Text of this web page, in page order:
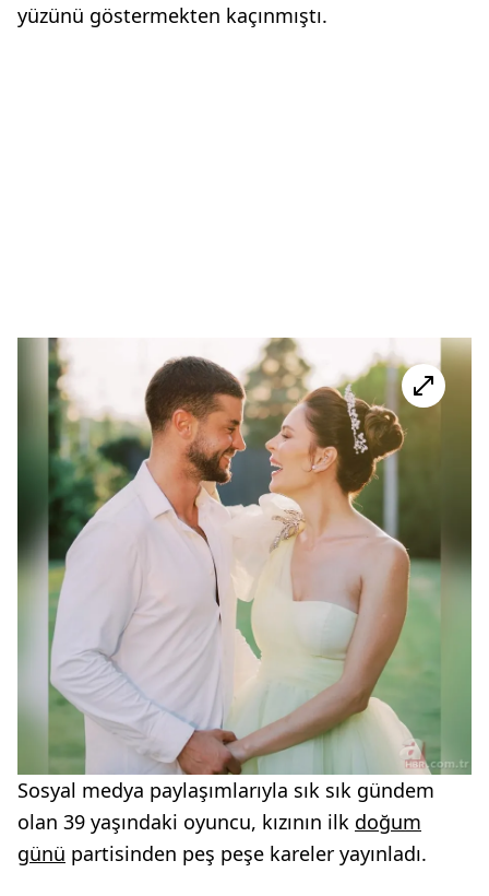
yüzünü göstermekten kaçınmıştı.
Sosyal medya paylaşımlarıyla sık sık gündem
olan 39 yaşındaki oyuncu, kızının ilk doğum
günü partisinden peş peşe kareler yayınladı.